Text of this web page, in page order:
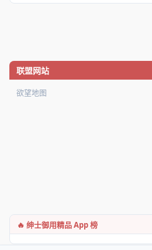
联盟网站
欲望地图
🔥 绅士御用精品 App 榜